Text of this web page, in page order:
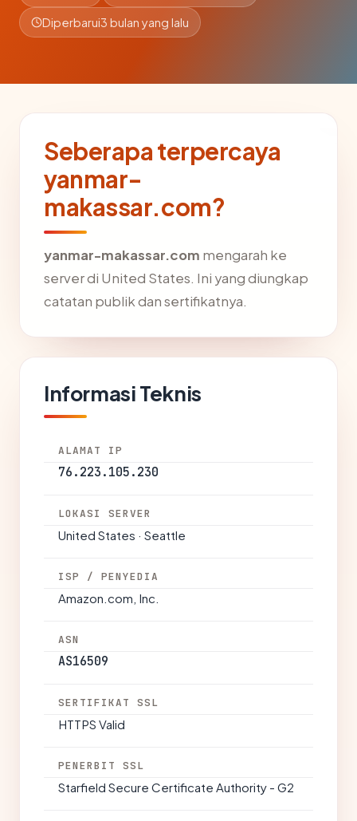
Diperbarui3 bulan yang lalu
Seberapa terpercaya
yanmar-
makassar.com?
yanmar-makassar.com mengarah ke
server di United States. Ini yang diungkap
catatan publik dan sertifikatnya.
Informasi Teknis
ALAMAT IP
76.223.105.230
LOKASI SERVER
United States · Seattle
ISP / PENYEDIA
Amazon.com, Inc.
ASN
AS16509
SERTIFIKAT SSL
HTTPS Valid
PENERBIT SSL
Starfield Secure Certificate Authority - G2